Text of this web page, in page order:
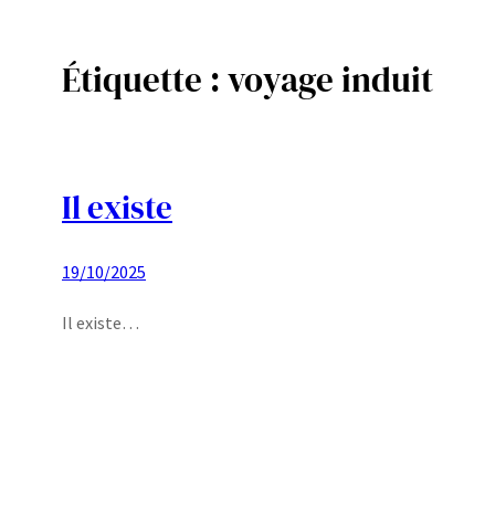
Étiquette :voyage induit
Il existe
19/10/2025
Il existe…